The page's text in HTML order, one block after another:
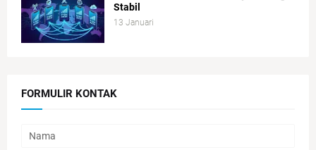
Stabil
13 Januari
FORMULIR KONTAK